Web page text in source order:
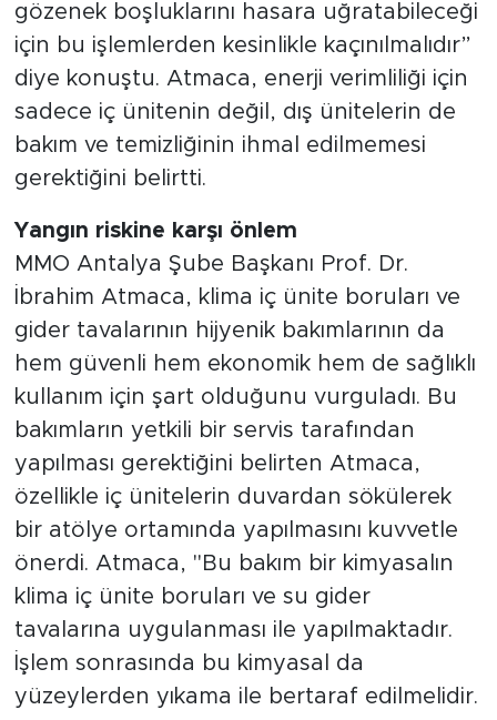
gözenek boşluklarını hasara uğratabileceği
için bu işlemlerden kesinlikle kaçınılmalıdır”
diye konuştu. Atmaca, enerji verimliliği için
sadece iç ünitenin değil, dış ünitelerin de
bakım ve temizliğinin ihmal edilmemesi
gerektiğini belirtti.
Yangın riskine karşı önlem
MMO Antalya Şube Başkanı Prof. Dr.
İbrahim Atmaca, klima iç ünite boruları ve
gider tavalarının hijyenik bakımlarının da
hem güvenli hem ekonomik hem de sağlıklı
kullanım için şart olduğunu vurguladı. Bu
bakımların yetkili bir servis tarafından
yapılması gerektiğini belirten Atmaca,
özellikle iç ünitelerin duvardan sökülerek
bir atölye ortamında yapılmasını kuvvetle
önerdi. Atmaca, "Bu bakım bir kimyasalın
klima iç ünite boruları ve su gider
tavalarına uygulanması ile yapılmaktadır.
İşlem sonrasında bu kimyasal da
yüzeylerden yıkama ile bertaraf edilmelidir.